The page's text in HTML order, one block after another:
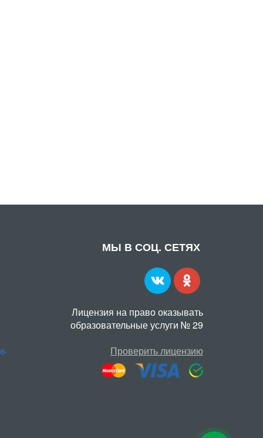
МЫ В СОЦ. СЕТЯХ
Лицензия на право оказывать
образовательные услуги № 29
Проверить лицензию